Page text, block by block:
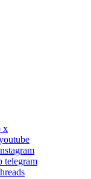
x
telegram